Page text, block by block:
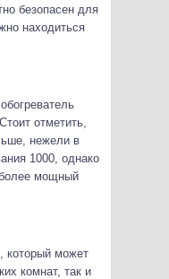
безопасен для
находиться
отметить,
нежели в
1000, однако
мощный
который может
комнат, так и